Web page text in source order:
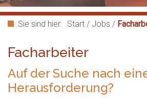
Sie sind hier: Start / Jobs /
Facharbeiter
Auf der Suche nach
Herausforderung?